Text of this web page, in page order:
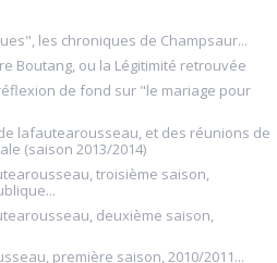
les chroniques de Champsaur...
Boutang, ou la Légitimité retrouvée
de fond sur "le mariage pour
lafautearousseau, et des réunions de
(saison 2013/2014)
troisième saison,
deuxième saison,
première saison, 2010/2011...